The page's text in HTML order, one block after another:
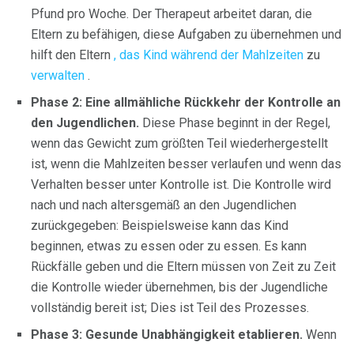
Pfund pro Woche. Der Therapeut arbeitet daran, die
Eltern zu befähigen, diese Aufgaben zu übernehmen und
hilft den Eltern , das Kind während der Mahlzeiten zu
verwalten .
Phase 2: Eine allmähliche Rückkehr der Kontrolle an
den Jugendlichen. Diese Phase beginnt in der Regel,
wenn das Gewicht zum größten Teil wiederhergestellt
ist, wenn die Mahlzeiten besser verlaufen und wenn das
Verhalten besser unter Kontrolle ist. Die Kontrolle wird
nach und nach altersgemäß an den Jugendlichen
zurückgegeben: Beispielsweise kann das Kind
beginnen, etwas zu essen oder zu essen. Es kann
Rückfälle geben und die Eltern müssen von Zeit zu Zeit
die Kontrolle wieder übernehmen, bis der Jugendliche
vollständig bereit ist; Dies ist Teil des Prozesses.
Phase 3: Gesunde Unabhängigkeit etablieren. Wenn